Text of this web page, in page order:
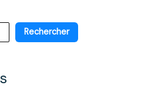
Rechercher